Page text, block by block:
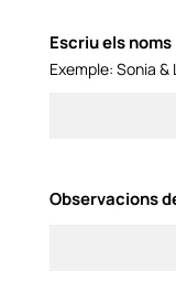
Escriu els
Exemple: Sonia
Observacions